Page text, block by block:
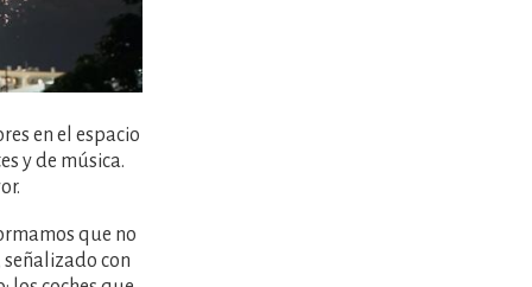
en el espacio
y de música.
que no
con